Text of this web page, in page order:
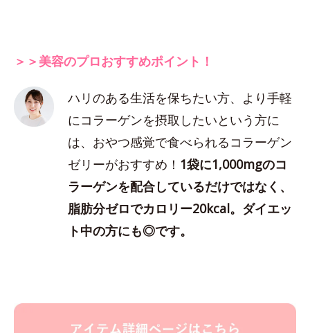
＞＞美容のプロおすすめポイント！
ハリのある生活を保ちたい方、より手軽
にコラーゲンを摂取したいという方に
は、おやつ感覚で食べられるコラーゲン
ゼリーがおすすめ！ 1袋に1,000mgのコ
ラーゲンを配合しているだけではなく、
脂肪分ゼロでカロリー20kcal。ダイエッ
ト中の方にも◎です。